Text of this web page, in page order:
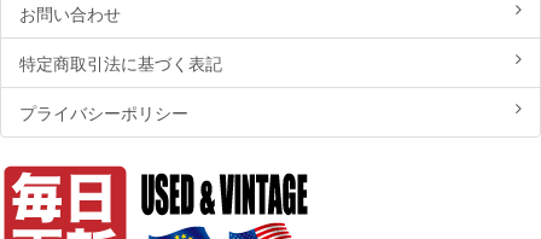
お問い合わせ
特定商取引法に基づく表記
プライバシーポリシー